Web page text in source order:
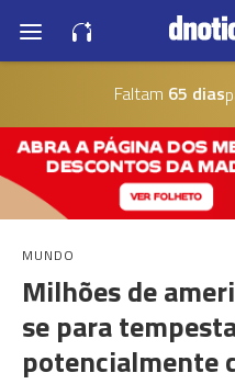
Faltam 65 dias
MUNDO
Milhões de
se para
potencialmente